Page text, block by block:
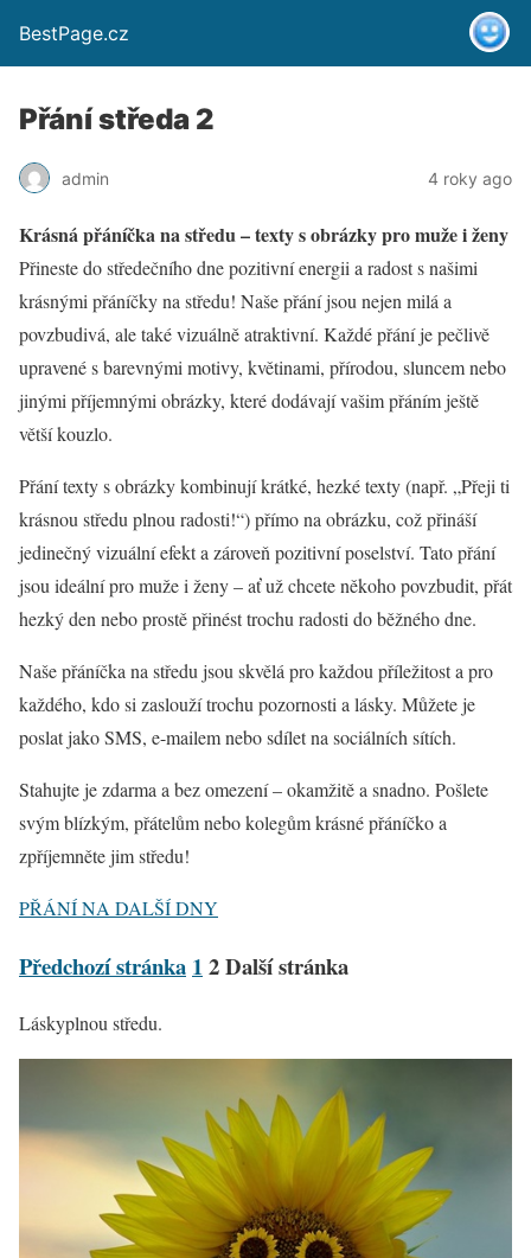
BestPage.cz
Přání středa 2
admin 4 roky ago
Krásná přáníčka na středu – texty s obrázky pro muže i ženy
Přineste do středečního dne pozitivní energii a radost s našimi
krásnými přáníčky na středu! Naše přání jsou nejen milá a
povzbudivá, ale také vizuálně atraktivní. Každé přání je pečlivě
upravené s barevnými motivy, květinami, přírodou, sluncem nebo
jinými příjemnými obrázky, které dodávají vašim přáním ještě
větší kouzlo.
Přání texty s obrázky kombinují krátké, hezké texty (např. „Přeji ti
krásnou středu plnou radosti!“) přímo na obrázku, což přináší
jedinečný vizuální efekt a zároveň pozitivní poselství. Tato přání
jsou ideální pro muže i ženy – ať už chcete někoho povzbudit, přát
hezký den nebo prostě přinést trochu radosti do běžného dne.
Naše přáníčka na středu jsou skvělá pro každou příležitost a pro
každého, kdo si zaslouží trochu pozornosti a lásky. Můžete je
poslat jako SMS, e-mailem nebo sdílet na sociálních sítích.
Stahujte je zdarma a bez omezení – okamžitě a snadno. Pošlete
svým blízkým, přátelům nebo kolegům krásné přáníčko a
zpříjemněte jim středu!
PŘÁNÍ NA DALŠÍ DNY
Předchozí stránka 12Další stránka
Láskyplnou středu.